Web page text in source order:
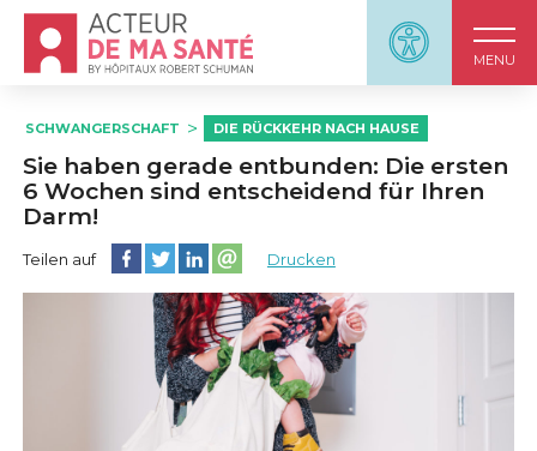
Panneau
MENU
Accueil - Acteur de ma santé, by HôpitauxRobert
SCHWANGERSCHAFT DIE RÜCKKEHR NACH HAUSE
Sie haben gerade entbunden: Die ersten
6 Wochen sind entscheidend für Ihren
Darm!
Teilen auf Diese Seite auf Facebook teilen
Diese Seite auf Twitter teilen
Diese Seite auf LinkedIn teilen
Partager cette page sur email
Drucken